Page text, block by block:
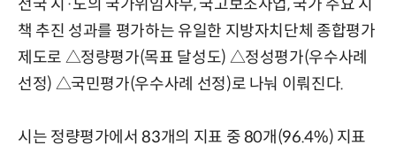
전국 시·도의 국가위임사무, 국고보조사업, 국가 주요 시
책 추진 성과를 평가하는 유일한 지방자치단체 종합평가
제도로 △정량평가(목표 달성도) △정성평가(우수사례
선정) △국민평가(우수사례 선정)로 나눠 이뤄진다.
시는 정량평가에서 83개의 지표 중 80개(96.4%) 지표